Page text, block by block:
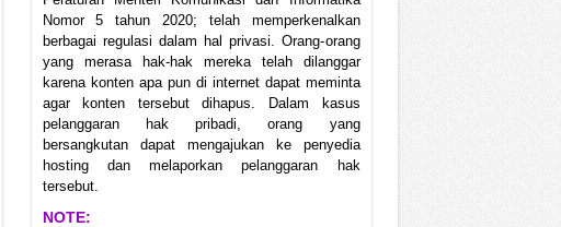
Nomor 5 tahun 2020; telah memperkenalkan
berbagai regulasi dalam hal privasi. Orang-orang
yang merasa hak-hak mereka telah dilanggar
karena konten apa pun di internet dapat meminta
agar konten tersebut dihapus. Dalam kasus
pelanggaran hak pribadi, orang yang
bersangkutan dapat mengajukan ke penyedia
hosting dan melaporkan pelanggaran hak
tersebut.
NOTE: